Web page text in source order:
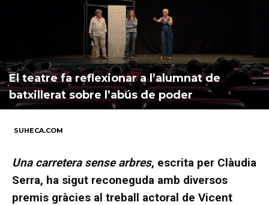
El teatre fa reflexionar a l’alumnat de
batxillerat sobre l’abús de poder
SUHECA.COM
Una carretera sense arbres, escrita per Clàudia
Serra, ha sigut reconeguda amb diversos
premis gràcies al treball actoral de Vicent